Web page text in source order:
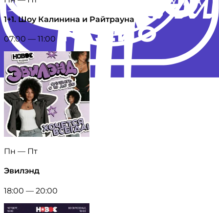
1+1. Шоу Калинина и Райтрауна
07:00 — 11:00
Пн — Пт
Эвилэнд
18:00 — 20:00